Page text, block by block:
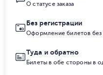
О статусе заказа
Без регистрации
Оформление билетов без
Туда и обратно
Билеты в обе стороны в